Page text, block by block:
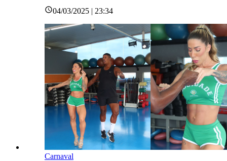
04/03/2025 | 23:34
Carnaval